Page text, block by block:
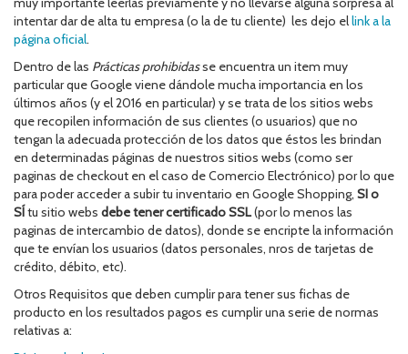
intentar dar de alta tu empresa (o la de tu cliente) les dejo ellink a la
página oficial.
Dentro de las Prácticas prohibidasse encuentra un item muy
particular que Google viene dándole mucha importancia en los
últimos años (y el 2016 en particular) y se trata de los sitios webs
que recopilen información de sus clientes (o usuarios) que no
tengan la adecuada protección de los datos que éstos les brindan
en determinadas páginas de nuestros sitios webs (como ser
paginas de checkout en el caso de Comercio Electrónico) por lo que
para poder acceder a subir tu inventario en Google Shopping, SI o
SÍtu sitio webs debe tener certificado SSL(por lo menos las
paginas de intercambio de datos), donde se encripte la información
que te envían los usuarios (datos personales, nros de tarjetas de
crédito, débito, etc).
Otros Requisitos que deben cumplir para tener sus fichas de
producto en los resultados pagos es cumplir una serie de normas
relativas a: